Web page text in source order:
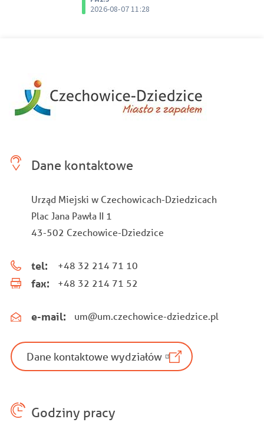
Dane kontaktowe
Urząd Miejski w Czechowicach-Dziedzicach
Plac Jana Pawła II 1
43-502 Czechowice-Dziedzice
tel: +48 32 214 71 10
fax: +48 32 214 71 52
e-mail: um@um.czechowice-dziedzice.pl
Dane kontaktowe wydziałów
Godziny pracy